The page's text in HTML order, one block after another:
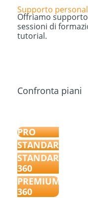
Supporto
Offriamo
sessioni di
tutorial.
Confronta piani
PRO
STANDARD
STANDARD
360
PREMIUM
360